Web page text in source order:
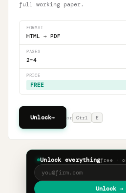
full working paper.
FORMAT
HTML → PDF
PAGES
2–4
PRICE
FREE
Unlock→ or Ctrl E
Unlock everythingfree ·
Unlock →